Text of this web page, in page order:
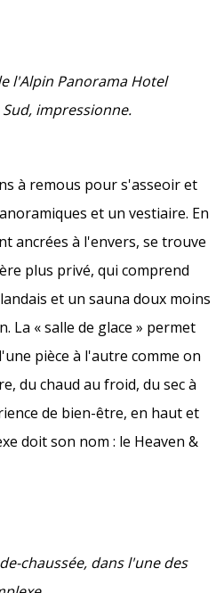
l'Alpin Panorama Hotel
impressionne.
à remous pour s'asseoir et
et un vestiaire. En
ancrées à l'envers, se trouve
plus privé, qui comprend
et un sauna doux moins
La « salle de glace » permet
pièce à l'autre comme on
du chaud au froid, du sec à
de bien-être, en haut et
doit son nom : le Heaven &
chaussée, dans l'une des